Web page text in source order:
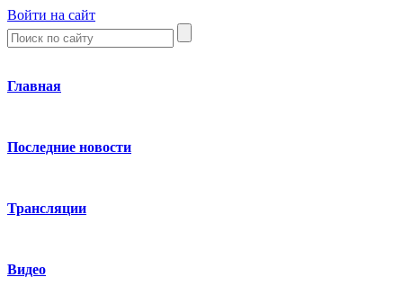
Войти на сайт
Главная
Последние новости
Трансляции
Видео